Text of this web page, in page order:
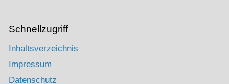
Schnellzugriff
Inhaltsverzeichnis
Impressum
Datenschutz